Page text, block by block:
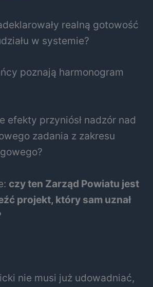
realną gotowość
w systemie?
poznają harmonogram
efekty przyniósł nadzór nad
zadania z zakresu
czy ten Zarząd Powiatu jest
projekt, który sam uznał
nie musi już udowadniać,